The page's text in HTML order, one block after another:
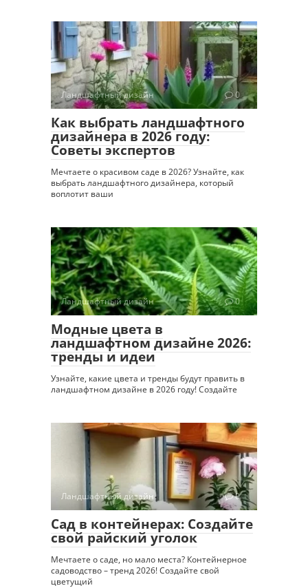
Ландшафтный дизайн 0
Как выбрать ландшафтного
дизайнера в 2026 году:
Советы экспертов
Мечтаете о красивом саде в 2026? Узнайте, как
выбрать ландшафтного дизайнера, который
воплотит ваши
Ландшафтный дизайн 0
Модные цвета в
ландшафтном дизайне 2026:
тренды и идеи
Узнайте, какие цвета и тренды будут править в
ландшафтном дизайне в 2026 году! Создайте
Ландшафтный дизайн 0
Сад в контейнерах: Создайте
свой райский уголок
Мечтаете о саде, но мало места? Контейнерное
садоводство – тренд 2026! Создайте свой
цветущий